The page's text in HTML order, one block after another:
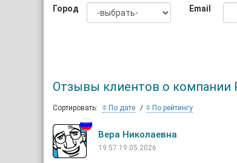
Город Email
Отзывы клиентов о компании
Сортировать: По дате По рейтингу
Вера Николаевна
19:57 19.05.2026